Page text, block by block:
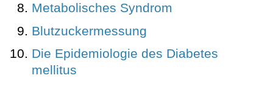
Metabolisches Syndrom
Blutzuckermessung
Die Epidemiologie des Diabetes
mellitus